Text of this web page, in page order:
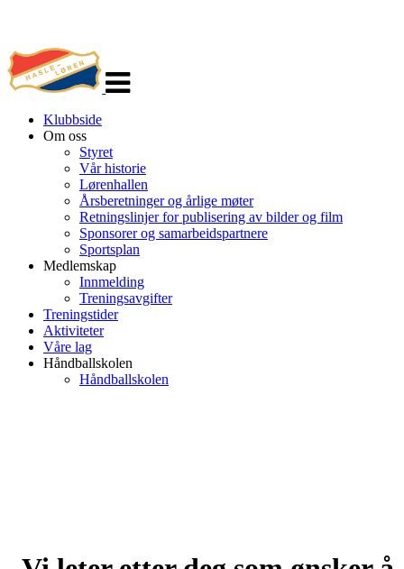
navigasjon
Klubbside
Om oss
Styret
Vår historie
Lørenhallen
Årsberetninger og årlige møter
Retningslinjer for publisering av bilder og film
Sponsorer og samarbeidspartnere
Sportsplan
Medlemskap
Innmelding
Treningsavgifter
Treningstider
Aktiviteter
Våre lag
Håndballskolen
Håndballskolen